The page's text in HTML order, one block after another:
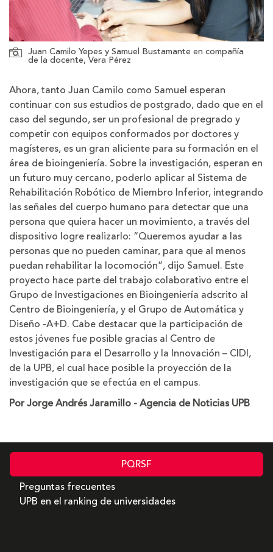
Juan Camilo Yepes y Samuel Bustamante en compañía
de la docente, Vera Pérez
Ahora, tanto Juan Camilo como Samuel esperan
continuar con sus estudios de postgrado, dado que en el
caso del segundo, ser un profesional de pregrado y
competir con equipos conformados por doctores y
magísteres, es un gran aliciente para su formación en el
área de bioingeniería. Sobre la investigación, esperan en
un futuro muy cercano, poderlo aplicar al Sistema de
Rehabilitación Robótico de Miembro Inferior, integrando
las señales del cuerpo humano para detectar que una
persona que quiera hacer un movimiento, a través del
dispositivo logre realizarlo: “Queremos ayudar a las
personas que no pueden caminar, para que al menos
puedan rehabilitar la locomoción”, dijo Samuel. Este
proyecto hace parte del trabajo colaborativo entre el
Grupo de Investigaciones en Bioingeniería adscrito al
Centro de Bioingeniería, y el Grupo de Automática y
Diseño -A+D. Cabe destacar que la participación de
estos jóvenes fue posible gracias al Centro de
Investigación para el Desarrollo y la Innovación – CIDI,
de la UPB, el cual hace posible la proyección de la
investigación que se efectúa en el campus.
Por Jorge Andrés Jaramillo - Agencia de Noticias UPB
PQRSF
Preguntas frecuentes
UPB en el ranking de universidades